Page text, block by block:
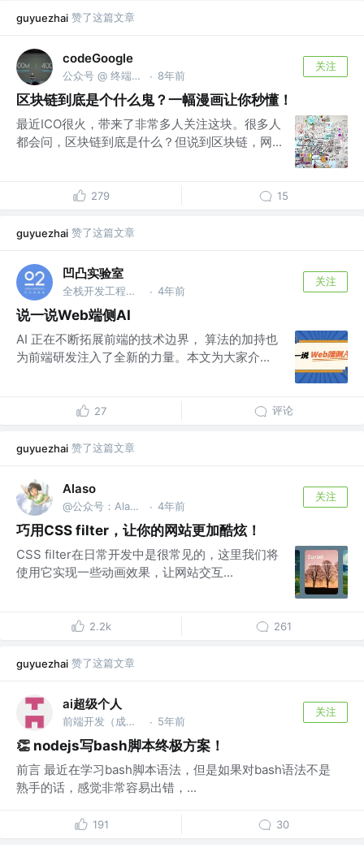
guyuezhai 赞了这篇文章
codeGoogle
公众号 @ 终端研发部 · 8年前
关注
区块链到底是个什么鬼？一幅漫画让你秒懂！
最近ICO很火，带来了非常多人关注这块。很多人
都会问，区块链到底是什么？但说到区块链，网...
279 15
guyuezhai 赞了这篇文章
凹凸实验室
全栈开发工程师 @京东 · 4年前
关注
说一说Web端侧AI
AI 正在不断拓展前端的技术边界， 算法的加持也
为前端研发注入了全新的力量。本文为大家介...
27 评论
guyuezhai 赞了这篇文章
Alaso
@公众号：Alasolala · 4年前
关注
巧用CSS filter，让你的网站更加酷炫！
CSS filter在日常开发中是很常见的，这里我们将
使用它实现一些动画效果，让网站交互...
2.2k 261
guyuezhai 赞了这篇文章
ai超级个人
前端开发（成都） @前端技术专家 · 5年前
关注
👏 nodejs写bash脚本终极方案！
前言 最近在学习bash脚本语法，但是如果对bash语法不是
熟手的话，感觉非常容易出错，...
191 30